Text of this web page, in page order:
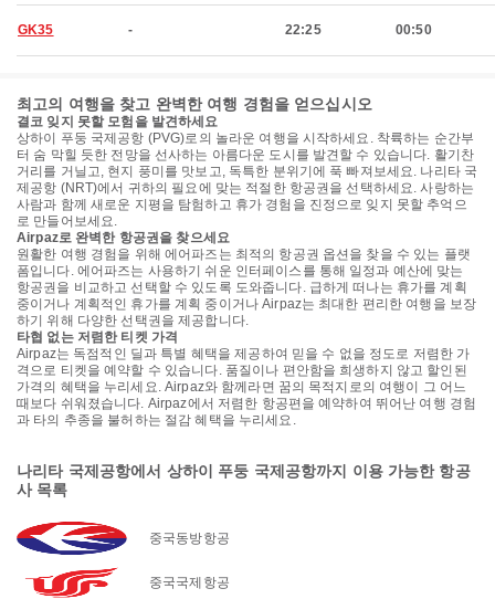
GK35 - 22:25 00:50
최고의 여행을 찾고 완벽한 여행 경험을 얻으십시오
결코 잊지 못할 모험을 발견하세요
상하이 푸둥 국제공항 (PVG)로의 놀라운 여행을 시작하세요. 착륙하는 순간부
터 숨 막힐 듯한 전망을 선사하는 아름다운 도시를 발견할 수 있습니다. 활기찬
거리를 거닐고, 현지 풍미를 맛보고, 독특한 분위기에 푹 빠져보세요. 나리타 국
제공항 (NRT)에서 귀하의 필요에 맞는 적절한 항공권을 선택하세요. 사랑하는
사람과 함께 새로운 지평을 탐험하고 휴가 경험을 진정으로 잊지 못할 추억으
로 만들어보세요.
Airpaz로 완벽한 항공권을 찾으세요
원활한 여행 경험을 위해 에어파즈는 최적의 항공권 옵션을 찾을 수 있는 플랫
폼입니다. 에어파즈는 사용하기 쉬운 인터페이스를 통해 일정과 예산에 맞는
항공권을 비교하고 선택할 수 있도록 도와줍니다. 급하게 떠나는 휴가를 계획
중이거나 계획적인 휴가를 계획 중이거나 Airpaz는 최대한 편리한 여행을 보장
하기 위해 다양한 선택권을 제공합니다.
타협 없는 저렴한 티켓 가격
Airpaz는 독점적인 딜과 특별 혜택을 제공하여 믿을 수 없을 정도로 저렴한 가
격으로 티켓을 예약할 수 있습니다. 품질이나 편안함을 희생하지 않고 할인된
가격의 혜택을 누리세요. Airpaz와 함께라면 꿈의 목적지로의 여행이 그 어느
때보다 쉬워졌습니다. Airpaz에서 저렴한 항공편을 예약하여 뛰어난 여행 경험
과 타의 추종을 불허하는 절감 혜택을 누리세요.
나리타 국제공항에서 상하이 푸둥 국제공항까지 이용 가능한 항공
사 목록
중국동방항공
중국국제항공